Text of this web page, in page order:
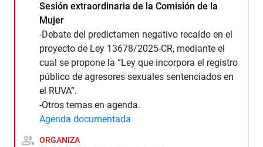
Sesión extraordinaria de la Comisión de la
Mujer
-Debate del predictamen negativo recaído en el
proyecto de Ley 13678/2025-CR, mediante el
cual se propone la “Ley que incorpora el registro
público de agresores sexuales sentenciados en
el RUVA”.
-Otros temas en agenda.
Agenda documentada
ORGANIZA